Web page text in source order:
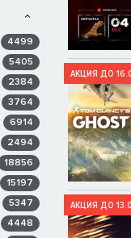
4499
5405
2384
3764
6914
2494
18856
15197
5347
4448
АКЦИЯ ДО
АКЦИЯ ДО